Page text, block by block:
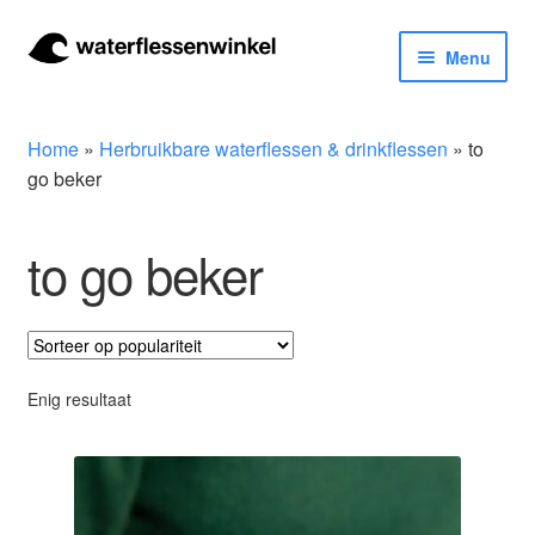
Ga
Ga
Menu
Bidons
Kinderflessen
Drinkfles met rietje
Aluminium drinkfles
Home» Herbruikbare waterflessen & drinkflessen » to
go beker
to go beker
Enig resultaat